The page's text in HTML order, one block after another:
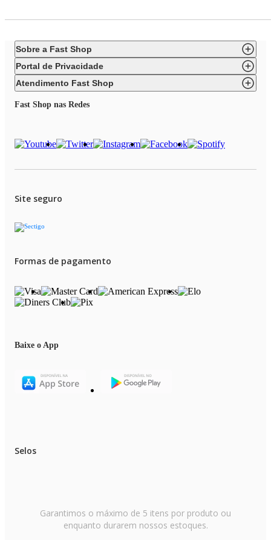
Sobre a Fast Shop
Portal de Privacidade
Atendimento Fast Shop
Fast Shop nas Redes
Site seguro
Formas de pagamento
Baixe o App
Selos
Garantimos o máximo de 5 itens por produto ou
enquanto durarem nossos estoques.